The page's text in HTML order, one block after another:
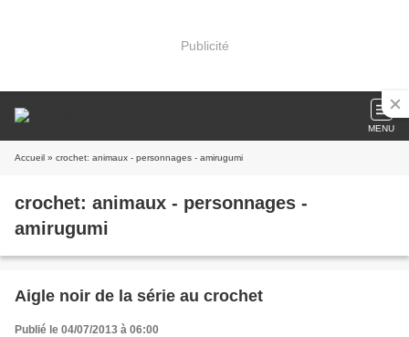
Publicité
MENU
Accueil » crochet: animaux - personnages - amirugumi
crochet: animaux - personnages -
amirugumi
Aigle noir de la série au crochet
Publié le 04/07/2013 à 06:00